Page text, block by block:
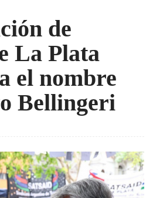
de
La Plata
el nombre
Bellingeri